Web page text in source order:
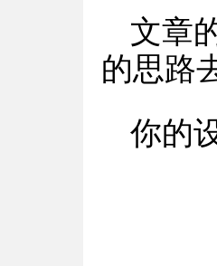
文章
的思路
你的